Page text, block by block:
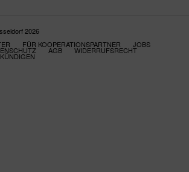
2026
FÜR KOOPERATIONSPARTNER JOBS
AGB WIDERRUFSRECHT